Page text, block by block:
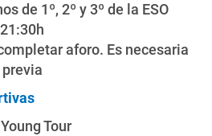
de 1º, 2º y 3º de la ESO
aforo. Es necesaria
Tour